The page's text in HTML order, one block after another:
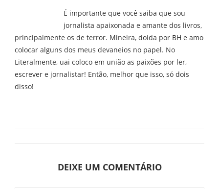
É importante que você saiba que sou
jornalista apaixonada e amante dos livros,
principalmente os de terror. Mineira, doida por BH e amo
colocar alguns dos meus devaneios no papel. No
Literalmente, uai coloco em união as paixões por ler,
escrever e jornalistar! Então, melhor que isso, só dois
disso!
DEIXE UM COMENTÁRIO